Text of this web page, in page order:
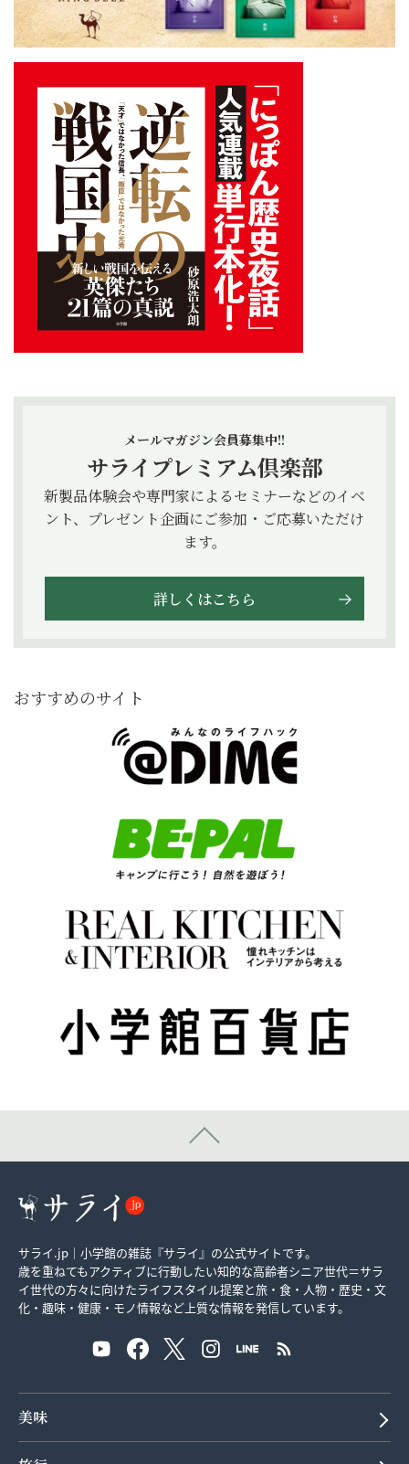
メールマガジン会員募集中!!
サライプレミアム倶楽部
新製品体験会や専門家によるセミナーなどのイベ
ント、プレゼント企画にご参加・ご応募いただけ
ます。
詳しくはこちら
おすすめのサイト
サライ.jp｜小学館の雑誌『サライ』の公式サイトです。
歳を重ねてもアクティブに行動したい知的な高齢者シニア世代＝サラ
イ世代の方々に向けたライフスタイル提案と旅・食・人物・歴史・文
化・趣味・健康・モノ情報など上質な情報を発信しています。
美味